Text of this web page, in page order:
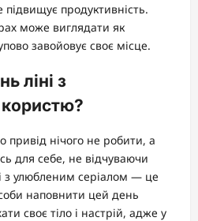
продуктивність.
може виглядати як
завойовує своє місце.
ліні з
привід нічого не робити, а
для себе, не відчуваючи
з улюбленим серіалом — це
наповнити цей день
своє тіло і настрій, адже у